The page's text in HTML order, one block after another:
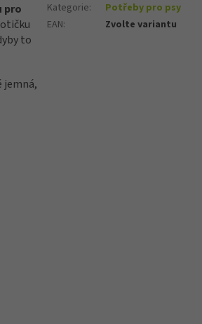
pro
to
jemná,
Kategorie:
Potřeby pro psy
EAN: Zvolte variantu